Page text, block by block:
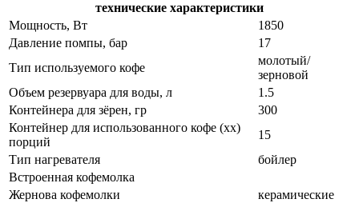
технические характеристики
Мощность, Вт
1850
Давление помпы, бар
17
Тип используемого кофе
молотый/
зерновой
Объем резервуара для воды, л
1.5
Контейнера для зёрен, гр
300
Контейнер для использованного кофе (хх)
порций
15
Тип нагревателя
бойлер
Встроенная кофемолка
Жернова кофемолки
керамические